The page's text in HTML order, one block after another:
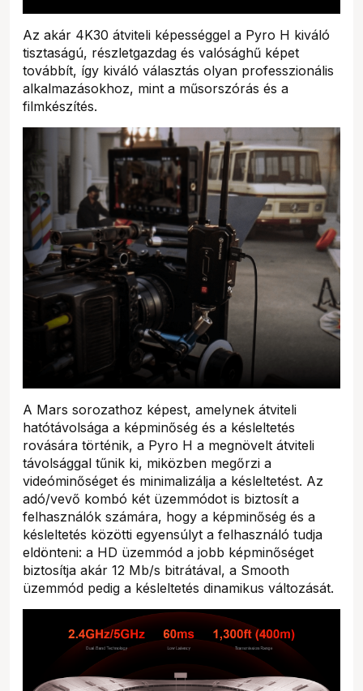
Az akár 4K30 átviteli képességgel a Pyro H kiváló
tisztaságú, részletgazdag és valósághű képet
továbbít, így kiváló választás olyan professzionális
alkalmazásokhoz, mint a műsorszórás és a
filmkészítés.
A Mars sorozathoz képest, amelynek átviteli
hatótávolsága a képminőség és a késleltetés
rovására történik, a Pyro H a megnövelt átviteli
távolsággal tűnik ki, miközben megőrzi a
videóminőséget és minimalizálja a késleltetést. Az
adó/vevő kombó két üzemmódot is biztosít a
felhasználók számára, hogy a képminőség és a
késleltetés közötti egyensúlyt a felhasználó tudja
eldönteni: a HD üzemmód a jobb képminőséget
biztosítja akár 12 Mb/s bitrátával, a Smooth
üzemmód pedig a késleltetés dinamikus változását.